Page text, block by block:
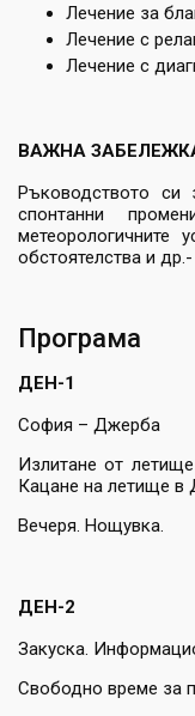
Лечение за
Лечение с
Лечение с
ВАЖНА
Ръководството си
спонтанни
метеорологичните
обстоятелства и
Програма
ДЕН-1
София – Джерба
Излитане от
Кацане на летище в
Вечеря. Нощувка.
ДЕН-2
Закуска.
Свободно време за